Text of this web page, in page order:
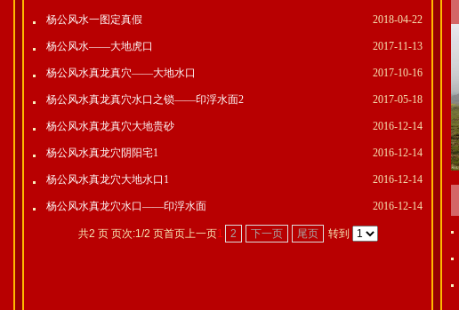
2018-04-22
杨公风水一图定真假
2017-11-13
杨公风水——大地虎口
2017-10-16
杨公风水真龙真穴——大地水口
2017-05-18
杨公风水真龙真穴水口之锁——印浮水面2
2016-12-14
杨公风水真龙真穴大地贵砂
2016-12-14
杨公风水真龙穴阴阳宅1
2016-12-14
杨公风水真龙穴大地水口1
2016-12-14
杨公风水真龙穴水口——印浮水面
共2 页 页次:1/2 页首页上一页1 2 下一页 尾页 转到